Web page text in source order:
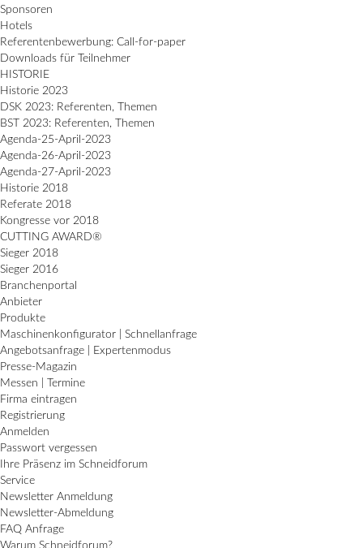
Sponsoren
Hotels
Referentenbewerbung: Call-for-paper
Downloads für Teilnehmer
HISTORIE
Historie 2023
DSK 2023: Referenten, Themen
BST 2023: Referenten, Themen
Agenda-25-April-2023
Agenda-26-April-2023
Agenda-27-April-2023
Historie 2018
Referate 2018
Kongresse vor 2018
CUTTING AWARD®
Sieger 2018
Sieger 2016
Branchenportal
Anbieter
Produkte
Maschinenkonfigurator | Schnellanfrage
Angebotsanfrage | Expertenmodus
Presse-Magazin
Messen | Termine
Firma eintragen
Registrierung
Anmelden
Passwort vergessen
Ihre Präsenz im Schneidforum
Service
Newsletter Anmeldung
Newsletter-Abmeldung
FAQ Anfrage
Warum Schneidforum?